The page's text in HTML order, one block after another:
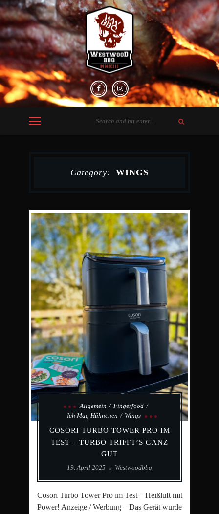
Category: WINGS
Allgemein
Fingerfood
Ich Mag Hühnchen
Wings
COSORI TURBO TOWER PRO IM
TEST – TURBO TRIFFT’S GANZ
GUT
19. April 2025 Westwoodbbq
Cosori Turbo Tower Pro im Test – Heißluft mit
Power! Anzeige / Werbung – Das Gerät wurde